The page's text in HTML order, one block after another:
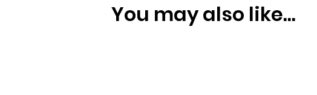
You may also like...